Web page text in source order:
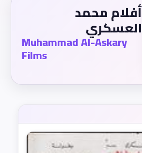
أفلام محمد
العسكري
Muhammad Al-Askary
Films